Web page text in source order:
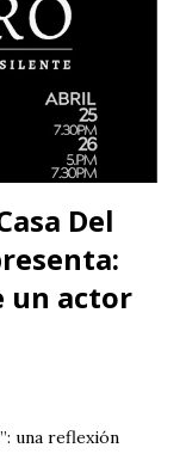
Estudios
de un comité
miradas sobre
Del
un actor
una reflexión